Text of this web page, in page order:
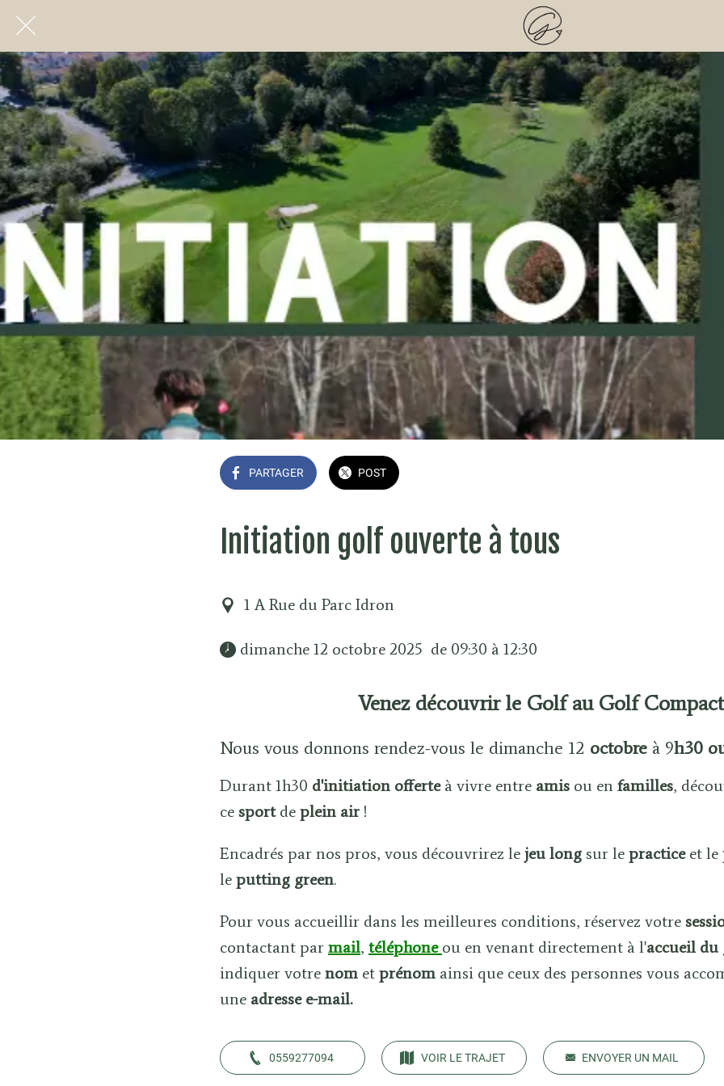
PARTAGER POST
Initiation golf ouverte à tous
1 A Rue du Parc Idron
dimanche 12 octobre 2025  de 09:30 à 12:30
Venez découvrir le Golf au Golf
Nous vous donnons rendez-vous le dimanche 12 octobre à 9h30
Durant 1h30 d'initiation offerte à vivre entre amis ou en familles,
ce sport de plein air !
Encadrés par nos pros, vous découvrirez le jeu long sur le practice et le
le putting green.
Pour vous accueillir dans les meilleures conditions, réservez votre
contactant par mail, téléphone ou en venant directement à l'accueil du
indiquer votre nom et prénom ainsi que ceux des personnes vous
une adresse e-mail.
0559277094 VOIR LE TRAJET ENVOYER UN MAIL